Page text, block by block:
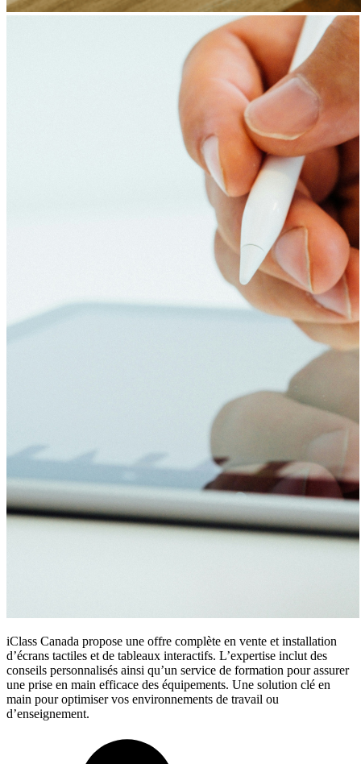
iClass Canada propose une offre complète en vente et installation
d’écrans tactiles et de tableaux interactifs. L’expertise inclut des
conseils personnalisés ainsi qu’un service de formation pour assurer
une prise en main efficace des équipements. Une solution clé en
main pour optimiser vos environnements de travail ou
d’enseignement.